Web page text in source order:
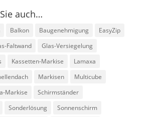
auch…
Balkon Baugenehmigung
EasyZip
Faltwand
Glas-Versiegelung
Kassetten-Markise
Lamaxa
Markisen
Multicube
Markise
Schirmständer
Sonderlösung Sonnenschirm